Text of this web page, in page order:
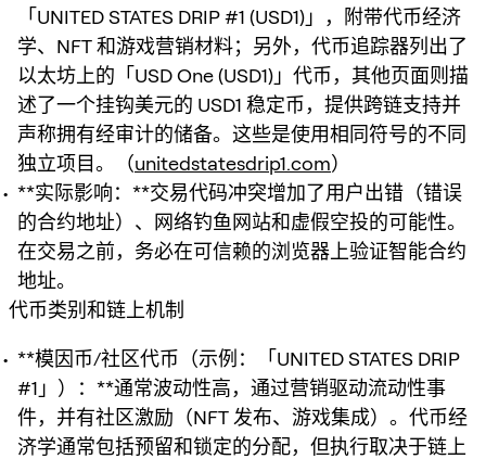
「UNITED STATES DRIP #1 (USD1)」，附带代币经济
学、NFT 和游戏营销材料；另外，代币追踪器列出了
以太坊上的「USD One (USD1)」代币，其他页面则描
述了一个挂钩美元的 USD1 稳定币，提供跨链支持并
声称拥有经审计的储备。这些是使用相同符号的不同
独立项目。（unitedstatesdrip1.com）
**实际影响：**交易代码冲突增加了用户出错（错误
的合约地址）、网络钓鱼网站和虚假空投的可能性。
在交易之前，务必在可信赖的浏览器上验证智能合约
地址。
代币类别和链上机制
**模因币/社区代币（示例：「UNITED STATES DRIP
#1」）：**通常波动性高，通过营销驱动流动性事
件，并有社区激励（NFT 发布、游戏集成）。代币经
济学通常包括预留和锁定的分配，但执行取决于链上